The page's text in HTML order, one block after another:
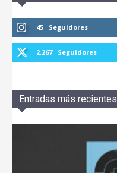
45 Seguidores
2,267 Seguidores
Entradas más recientes